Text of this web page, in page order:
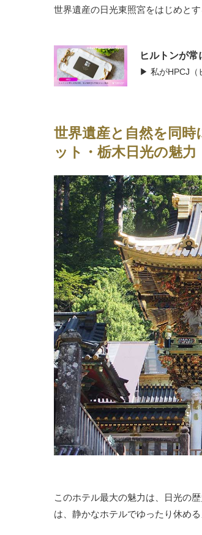
世界遺産の日光東照宮をはじめと
ヒルトンが常
▶ 私がHPCJ（
世界遺産と自然を同
ット・栃木日光の魅力
このホテル最大の魅力は、日光の
は、静かなホテルでゆったり休め